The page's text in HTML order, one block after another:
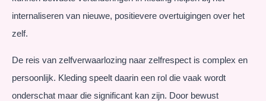
internaliseren van nieuwe, positievere overtuigingen over het
zelf.
De reis van zelfverwaarlozing naar zelfrespect is complex en
persoonlijk. Kleding speelt daarin een rol die vaak wordt
onderschat maar die significant kan zijn. Door bewust